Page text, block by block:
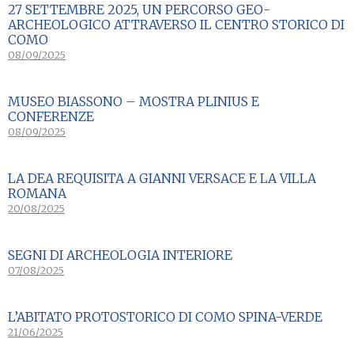
27 SETTEMBRE 2025, UN PERCORSO GEO-
ARCHEOLOGICO ATTRAVERSO IL CENTRO STORICO DI
COMO
08/09/2025
MUSEO BIASSONO – MOSTRA PLINIUS E
CONFERENZE
08/09/2025
LA DEA REQUISITA A GIANNI VERSACE E LA VILLA
ROMANA
20/08/2025
SEGNI DI ARCHEOLOGIA INTERIORE
07/08/2025
L’ABITATO PROTOSTORICO DI COMO SPINA-VERDE
21/06/2025